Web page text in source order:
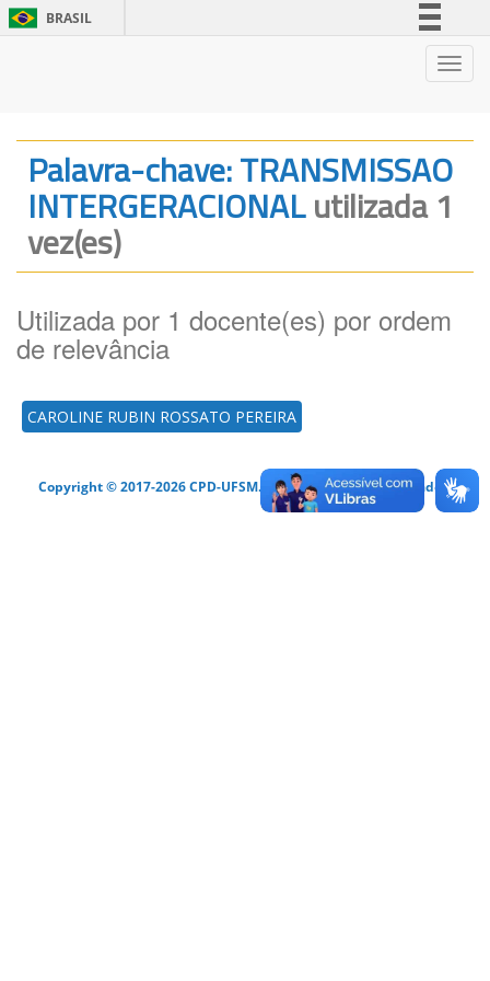
BRASIL
Legislação
Canais
Palavra-chave: TRANSMISSAO
INTERGERACIONALutilizada 1
vez(es)
Utilizada por 1 docente(es) por ordem
de relevância
CAROLINE RUBIN ROSSATO PEREIRA
Copyright © 2017-2026 CPD-UFSM. Todos os direitos reservados.